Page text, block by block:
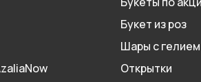
Букет из роз
Шары с гелием
Открытки